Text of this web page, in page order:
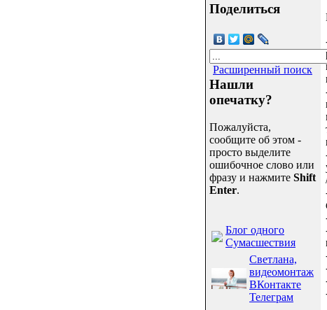
Поделиться
Расширенный поиск
Нашли
опечатку?
Пожалуйста,
сообщите об этом -
просто выделите
ошибочное слово или
фразу и нажмите Shift
Enter.
Блог одного
Сумасшествия
Светлана,
видеомонтаж
ВКонтакте
Телеграм